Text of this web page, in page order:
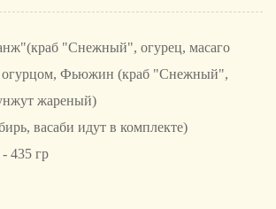
"Снежный", огурец, масаго
Фьюжин (краб "Снежный",
жареный)
васаби идут в комплекте)
435 гр